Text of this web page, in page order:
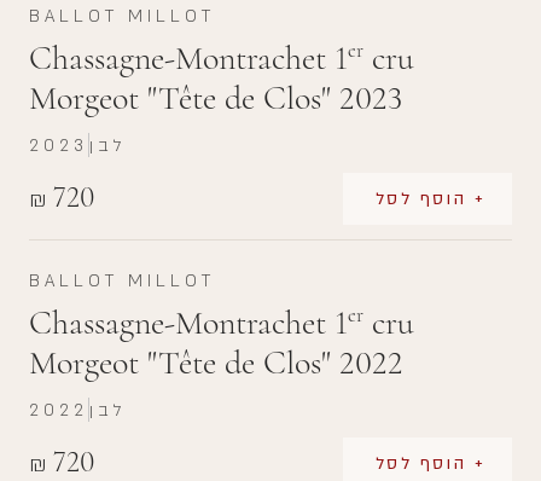
BALLOT MILLOT
Chassagne-Montrachet 1er cru
Morgeot "Tête de Clos" 2023
₪ 720 + הוסף לסל
2023 לבן
BALLOT MILLOT
Chassagne-Montrachet 1er cru
Morgeot "Tête de Clos" 2022
₪ 720 + הוסף לסל
2022 לבן